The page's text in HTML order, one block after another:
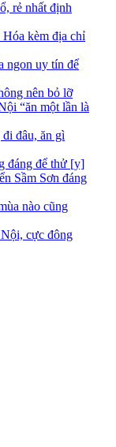
rẻ nhất định
Hóa kèm địa chỉ
ngon uy tín để
nên bỏ lỡ
“ăn một lần là
đâu, ăn gì
đáng để thử [y]
Sầm Sơn đáng
nào cũng
cực đông